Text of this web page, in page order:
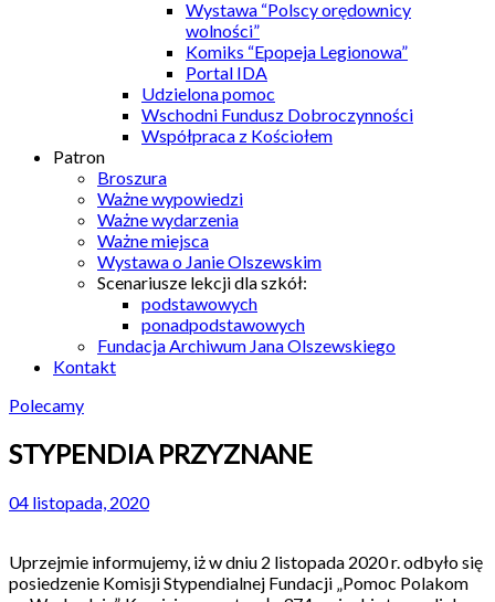
Wystawa “Polscy orędownicy
wolności”
Komiks “Epopeja Legionowa”
Portal IDA
Udzielona pomoc
Wschodni Fundusz Dobroczynności
Współpraca z Kościołem
Patron
Broszura
Ważne wypowiedzi
Ważne wydarzenia
Ważne miejsca
Wystawa o Janie Olszewskim
Scenariusze lekcji dla szkół:
podstawowych
ponadpodstawowych
Fundacja Archiwum Jana Olszewskiego
Kontakt
Polecamy
STYPENDIA PRZYZNANE
04 listopada, 2020
Uprzejmie informujemy, iż w dniu 2 listopada 2020 r. odbyło się
posiedzenie Komisji Stypendialnej Fundacji „Pomoc Polakom